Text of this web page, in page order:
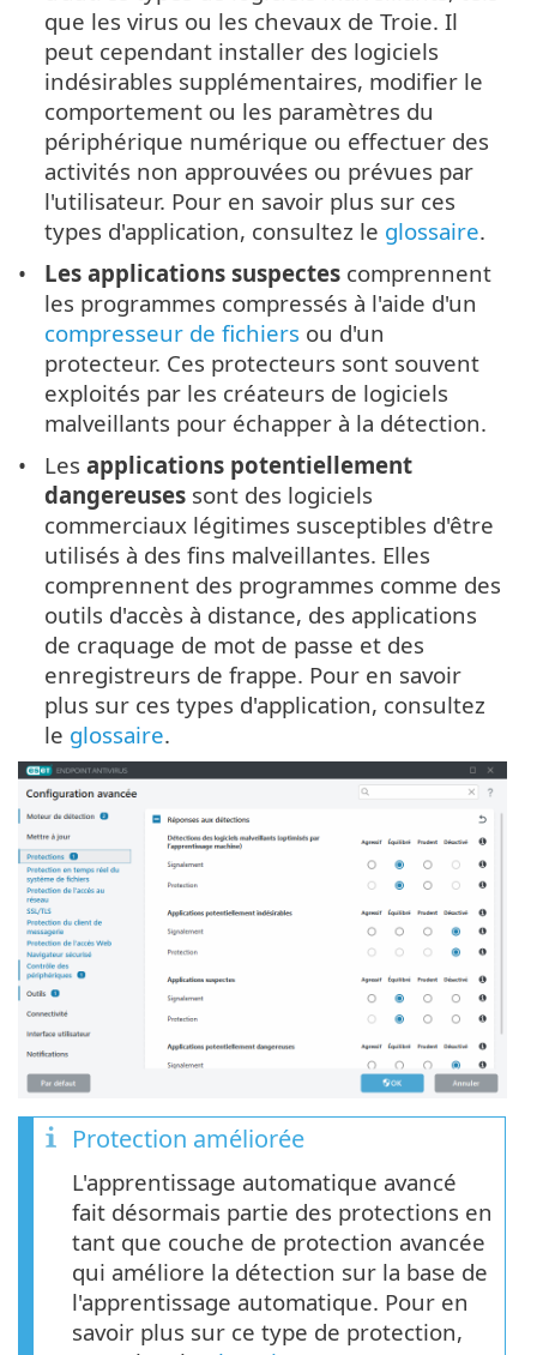
que les virus ou les chevaux de Troie. Il
peut cependant installer des logiciels
indésirables supplémentaires, modifier le
comportement ou les paramètres du
périphérique numérique ou effectuer des
activités non approuvées ou prévues par
l'utilisateur. Pour en savoir plus sur ces
types d'application, consultez le glossaire.
Les applications suspectes comprennent
les programmes compressés à l'aide d'un
compresseur de fichiers ou d'un
protecteur. Ces protecteurs sont souvent
exploités par les créateurs de logiciels
malveillants pour échapper à la détection.
Lesapplications potentiellement
dangereuses sont des logiciels
commerciaux légitimes susceptibles d'être
utilisés à des fins malveillantes. Elles
comprennent des programmes comme des
outils d'accès à distance, des applications
de craquage de mot de passe et des
enregistreurs de frappe. Pour en savoir
plus sur ces types d'application, consultez
le glossaire.
Protection améliorée
L'apprentissage automatique avancé
fait désormais partie des protections en
tant que couche de protection avancée
qui améliore la détection sur la base de
l'apprentissage automatique. Pour en
savoir plus sur ce type de protection,